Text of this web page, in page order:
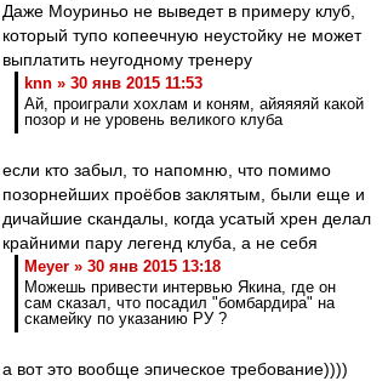
Даже Моуриньо не выведет в примеру клуб,
который тупо копеечную неустойку не может
выплатить неугодному тренеру
knn » 30 янв 2015 11:53
Ай, проиграли хохлам и коням, айяяяяй какой
позор и не уровень великого клуба
если кто забыл, то напомню, что помимо
позорнейших проёбов заклятым, были еще и
дичайшие скандалы, когда усатый хрен делал
крайними пару легенд клуба, а не себя
Meyer » 30 янв 2015 13:18
Можешь привести интервью Якина, где он
сам сказал, что посадил "бомбардира" на
скамейку по указанию РУ ?
а вот это вообще эпическое требование))))